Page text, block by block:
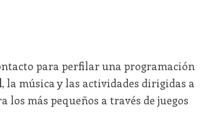
para perfilar una programación
, la música y las actividades dirigidas a
los más pequeños a través de juegos